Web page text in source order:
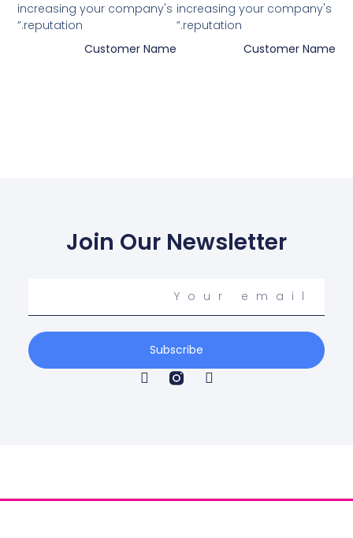
increasing your company's
reputation.”
Customer Name
increasing your company's
reputation.”
Customer Name
Join Our Newsletter
Your
email
Subscribe
F
a
f
T
w